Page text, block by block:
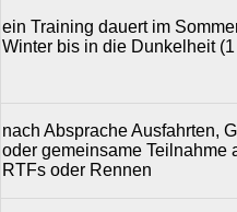
ein Training dauert im
Winter bis in die Dunkelheit (1
nach Absprache Ausfahrten,
oder gemeinsame Teilnahme
RTFs oder Rennen